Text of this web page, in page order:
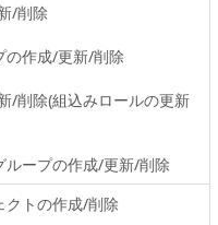
/削除
の作成/更新/削除
/削除(組込みロールの更新
ループの作成/更新/削除
クトの作成/削除